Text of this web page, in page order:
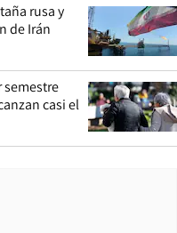
rusa y
de Irán
semestre
casi el